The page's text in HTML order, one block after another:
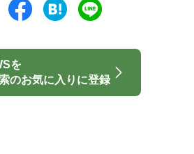
を
のお気に入りに登録